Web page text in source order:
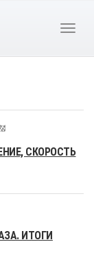
СКОРОСТЬ
ИТОГИ